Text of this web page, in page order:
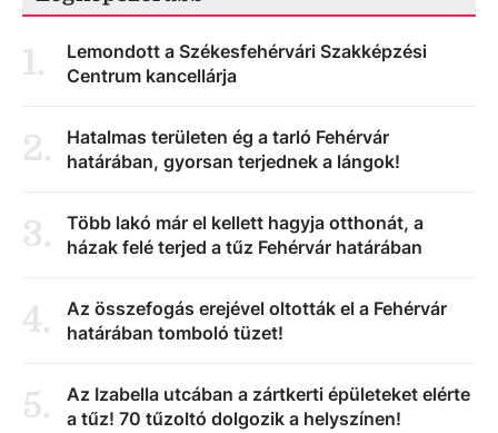
1.
Lemondott a Székesfehérvári Szakképzési
Centrum kancellárja
2.
Hatalmas területen ég a tarló Fehérvár
határában, gyorsan terjednek a lángok!
3.
Több lakó már el kellett hagyja otthonát, a
házak felé terjed a tűz Fehérvár határában
4.
Az összefogás erejével oltották el a Fehérvár
határában tomboló tüzet!
5.
Az Izabella utcában a zártkerti épületeket elérte
a tűz! 70 tűzoltó dolgozik a helyszínen!